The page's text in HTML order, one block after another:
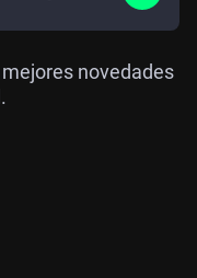
novedades